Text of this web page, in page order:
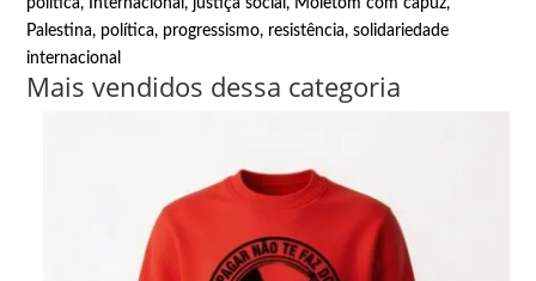
Palestina, política, progressismo, resistência,solidariedade
internacional
Mais vendidos dessa categoria